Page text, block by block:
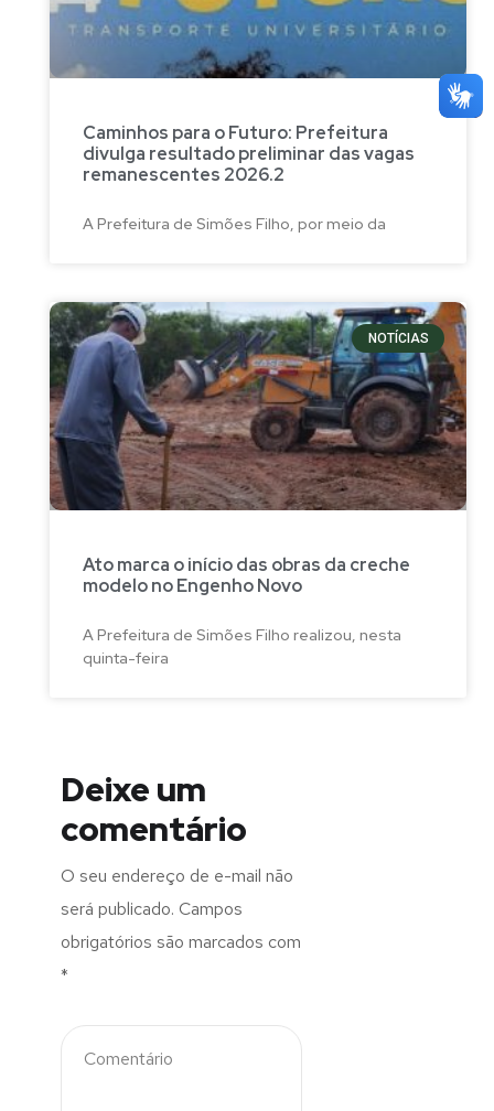
Caminhos para o Futuro: Prefeitura
divulga resultado preliminar das vagas
remanescentes 2026.2
A Prefeitura de Simões Filho, por meio da
NOTÍCIAS
Ato marca o início das obras da creche
modelo no Engenho Novo
A Prefeitura de Simões Filho realizou, nesta
quinta-feira
Deixe um
comentário
O seu endereço de e-mail não
será publicado. Campos
obrigatórios são marcados com
*